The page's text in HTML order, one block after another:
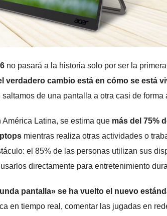
no pasará a la historia solo por ser la
verdadero cambio está en cómo se está
de una pantalla a otra casi de forma
América Latina, se estima que más del 75%
mientras realiza otras actividades o
el 85% de las personas utilizan sus
directamente para entretenimiento
pantalla» se ha vuelto el nuevo
en tiempo real, comentar las jugadas en